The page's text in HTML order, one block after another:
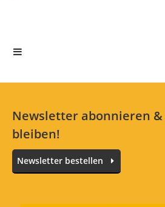
Newsletter abonnieren
bleiben!
Newsletter bestellen